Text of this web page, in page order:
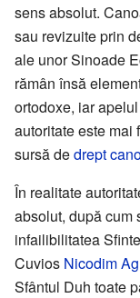
sens absolut.
sau revizuite prin
ale unor Sinoade
rămân însă
ortodoxe, iar
autoritate este mai
sursă dedrept
În realitate
absolut, după cum
infailibilitatea
Cuvios Nicodim
Sfântul Duh toate